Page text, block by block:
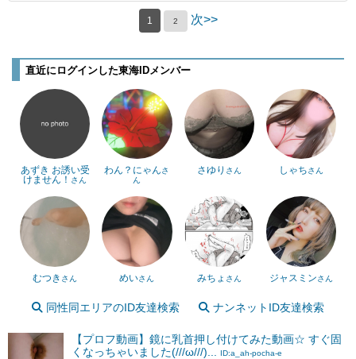
1 2 次>>
直近にログインした東海IDメンバー
あずき お誘い受
けません！ さん
わん？にゃんさ
ん
さゆり さん しゃちさん
むつき さん めいさん みちょ さん ジャスミンさん
同性同エリアのID友達検索 ナンネットID友達検索
【プロフ動画】鏡に乳首押し付けてみた動画☆ すぐ固
くなっちゃいました(///ω///)...
ID:a_ah-pocha-e